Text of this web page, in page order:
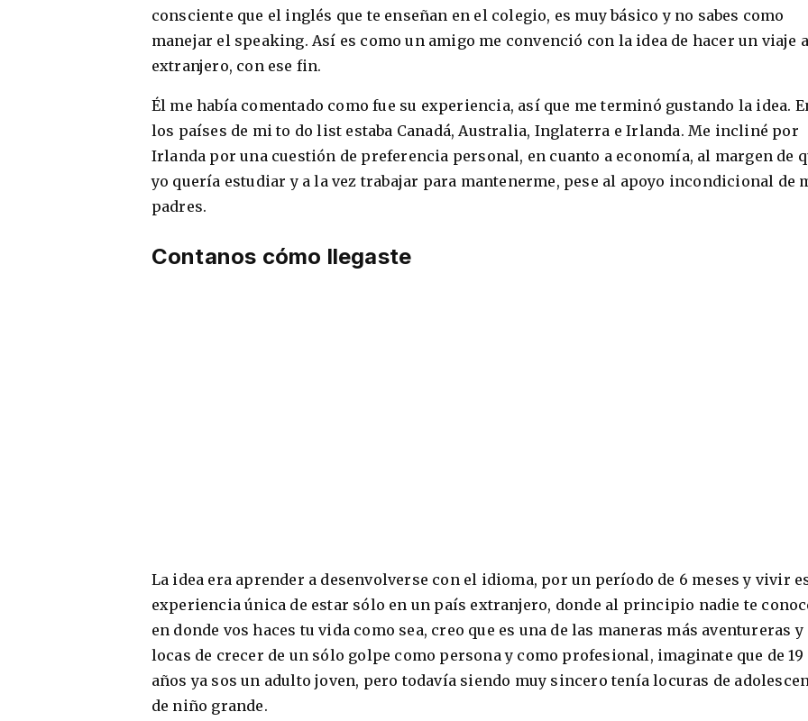
consciente que el inglés que te enseñan en el colegio, es muy básico y no sabes como
manejar el speaking. Así es como un amigo me convenció con la idea de hacer un viaje
extranjero, con ese fin.
Él me había comentado como fue su experiencia, así que me terminó gustando la idea.
los países de mi to do list estaba Canadá, Australia, Inglaterra e Irlanda. Me incliné por
Irlanda por una cuestión de preferencia personal, en cuanto a economía, al margen de
yo quería estudiar y a la vez trabajar para mantenerme, pese al apoyo incondicional de
padres.
Contanos cómo llegaste
La idea era aprender a desenvolverse con el idioma, por un período de 6 meses y vivir
experiencia única de estar sólo en un país extranjero, donde al principio nadie te
en donde vos haces tu vida como sea, creo que es una de las maneras más aventureras y
locas de crecer de un sólo golpe como persona y como profesional, imaginate que de 19
años ya sos un adulto joven, pero todavía siendo muy sincero tenía locuras de
de niño grande.